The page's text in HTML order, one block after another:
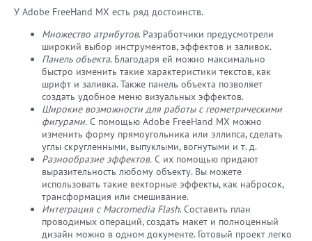
У Adobe FreeHand MX есть ряд достоинств.
Множество атрибутов. Разработчики предусмотрели
широкий выбор инструментов, эффектов и заливок.
Панель объекта. Благодаря ей можно максимально
быстро изменить такие характеристики текстов, как
шрифт и заливка. Также панель объекта позволяет
создать удобное меню визуальных эффектов.
Широкие возможности для работы с геометрическими
фигурами. С помощью Adobe FreeHand MX можно
изменить форму прямоугольника или эллипса, сделать
углы скругленными, выпуклыми, вогнутыми и т. д.
Разнообразие эффектов. С их помощью придают
выразительность любому объекту. Вы можете
использовать такие векторные эффекты, как набросок,
трансформация или смешивание.
Интеграция с Macromedia Flash. Составить план
проводимых операций, создать макет и полноценный
дизайн можно в одном документе. Готовый проект легко